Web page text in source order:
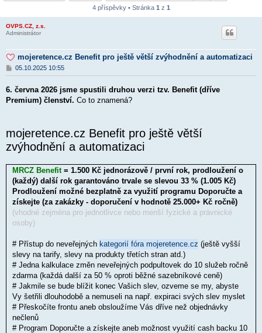
4 příspěvky • Stránka 1 z 1
OVPS.CZ, z.s.
Administrátor
mojeretence.cz Benefit pro ještě větší zvýhodnění a automatizaci
P
ř
s
p
ě
05.10.2025 10:55
6. června 2026 jsme spustili druhou verzi tzv. Benefit (dříve
Premium) členství. Co to znamená?
mojeretence.cz Benefit pro ještě větší
zvýhodnění a automatizaci
MRCZ Benefit = 1.500 Kč jednorázově / první rok, prodloužení o
(každý) další rok garantováno trvale se slevou 33 % (1.005 Kč)
Prodloužení možné bezplatně za využití programu Doporučte a
získejte (za zakázky - doporučení v hodnotě 25.000+ Kč ročně)
(vhodné zejména pro jednotlivce nebo menší fyzické a právnické
osoby)
# Přístup do neveřejných kategorií fóra mojeretence.cz (ještě vyšší
slevy na tarify, slevy na produkty třetích stran atd.)
# Jedna kalkulace změn neveřejných podpultovek do 10 služeb ročně
zdarma (každá další za 50 % oproti běžné sazebníkové ceně)
# Jakmile se bude blížit konec Vašich slev, ozveme se my, abyste
Vy šetřili dlouhodobě a nemuseli na např. expiraci svých slev myslet
# Přeskočíte frontu aneb obsloužíme Vás dříve než objednávky
nečlenů
# Program Doporučte a získejte aneb možnost využití cash backu 10